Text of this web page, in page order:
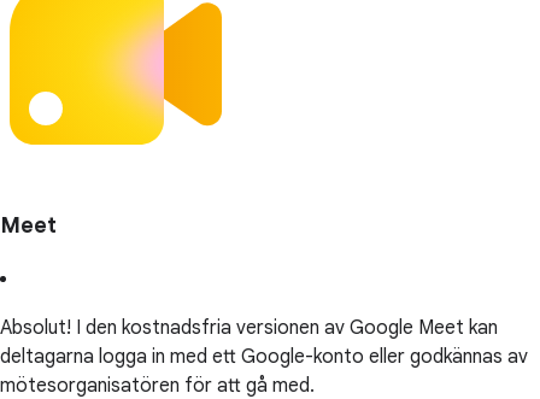
Meet
Absolut! I den kostnadsfria versionen av Google Meet kan
deltagarna logga in med ett Google-konto eller godkännas av
mötesorganisatören för att gå med.